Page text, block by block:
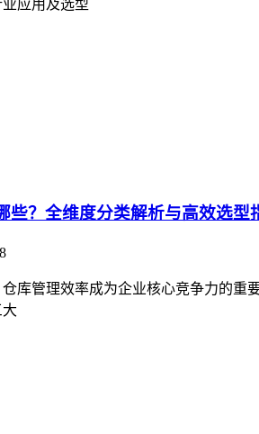
应用及选型
些？全维度分类解析与高效选型
库管理效率成为企业核心竞争力的重